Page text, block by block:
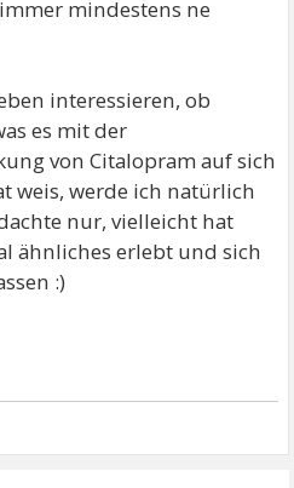
mindestens ne
interessieren, ob
es mit der
von Citalopram auf sich
weis, werde ich natürlich
nur, vielleicht hat
ähnliches erlebt und sich
:)